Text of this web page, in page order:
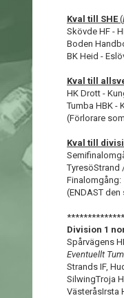
Kval till SHE(
Skövde HF -
Boden
BK Heid -
Kval till
HK Drott -
Tumba HBK -
(Förlorare
Kval till
TyresöStrand
(ENDAST
Division 1
Spårvägens
Eventuellt
Strands IF,
SilwingTroja
VästeråsIrsta